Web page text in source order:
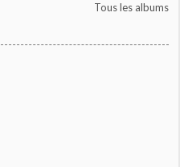
Tous les albums